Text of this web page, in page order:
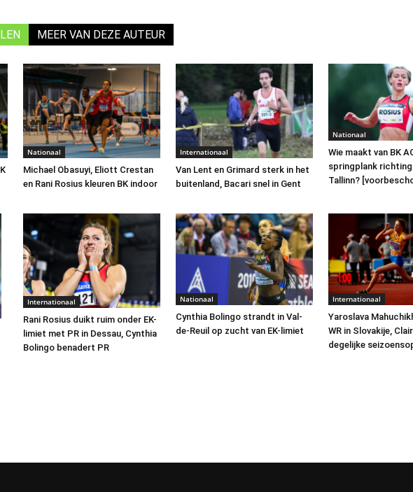
MEER VAN DEZE AUTEUR
Nationaal
Michael Obasuyi, Eliott Crestan
en Rani Rosius kleuren BK indoor
Internationaal
Van Lent en Grimard sterk in het
buitenland, Bacari snel in Gent
Nationaal
Wie maakt van BK
springplank
Tallinn?
Internationaal
Rani Rosius duikt ruim onder EK-
limiet met PR in Dessau, Cynthia
Bolingo benadert PR
Nationaal
Cynthia Bolingo strandt in Val-
de-Reuil op zucht van EK-limiet
Internationaal
Yaroslava
WR in Slovakije,
degelijke